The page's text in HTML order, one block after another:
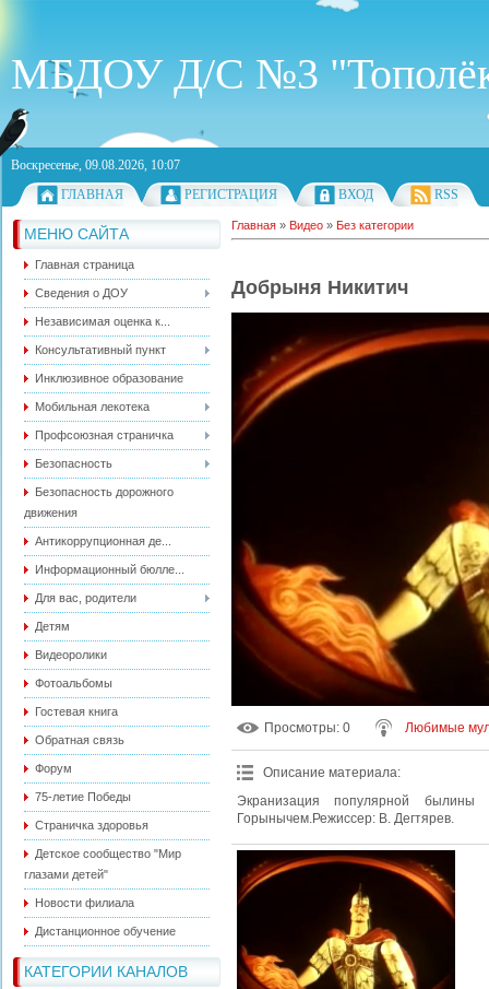
МБДОУ Д/С №3
Воскресенье, 09.08.2026, 10:07
ГЛАВНАЯ
РЕГИСТРАЦИЯ ВХОД RSS
МЕНЮ САЙТА
Главная страница
Сведения о ДОУ
Независимая оценка к...
Консультативный пункт
Инклюзивное образование
Мобильная лекотека
Профсоюзная страничка
Безопасность
Безопасность дорожного
движения
Антикоррупционная де...
Информационный бюлле...
Для вас, родители
Детям
Видеоролики
Фотоальбомы
Гостевая книга
Обратная связь
Форум
75-летие Победы
Страничка здоровья
Детское сообщество "Мир
глазами детей"
Новости филиала
Дистанционное обучение
КАТЕГОРИИ КАНАЛОВ
Главная » Видео » Без категории
Добрыня Никитич
Просмотры: 0 Любимые
Описание материала:
Экранизация популярной
Горынычем.Режиссер: В. Дегтярев.